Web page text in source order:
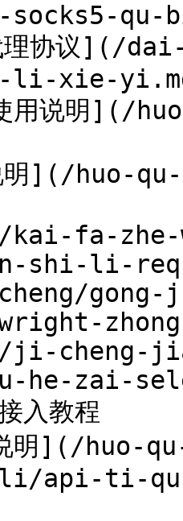
qu-
理协议
li-xie-
用说明](/
明](/huo-
fa-zhe-
shi-li-
ji-cheng-
he-zai-
教程
明](/huo-
li/api-ti-